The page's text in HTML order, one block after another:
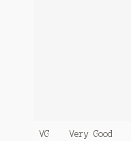
VG Very Good